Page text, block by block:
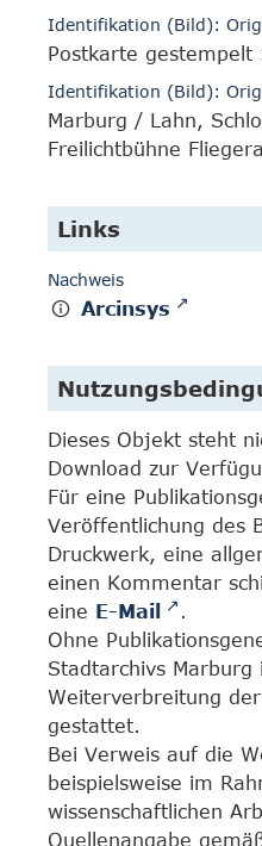
Identifikation (Bild):
Postkarte gestempelt
Identifikation (Bild):
Marburg / Lahn,
Freilichtbühne
Links
Nachweis
Arcinsys
Dieses Objekt steht
Download zur
Für eine
Veröffentlichung des
Druckwerk, eine
einen Kommentar
eine E-Mail
.
Ohne
Stadtarchivs Marburg
Weiterverbreitung
gestattet.
Bei Verweis auf die
beispielsweise im
wissenschaftlichen
Quellenangabe